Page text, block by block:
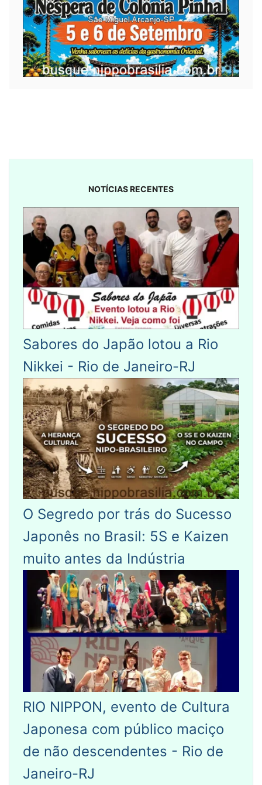
NOTÍCIAS RECENTES
Sabores do Japão lotou a Rio
Nikkei - Rio de Janeiro-RJ
O Segredo por trás do Sucesso
Japonês no Brasil: 5S e Kaizen
muito antes da Indústria
RIO NIPPON, evento de Cultura
Japonesa com público maciço
de não descendentes - Rio de
Janeiro-RJ